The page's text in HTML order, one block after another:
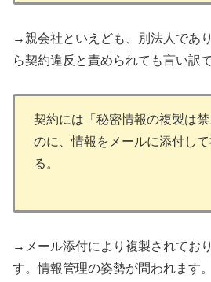
→親会社といえども、別法人であ
ら契約違反と責められても言い訳
契約には「秘密情報の複製は
のに、情報をメールに添付し
る。
→メール添付により複製されてお
す。情報管理の姿勢が問われます。